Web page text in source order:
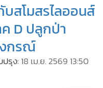
สโมสรไลออนส์
D ปลูกป่า
กรณ์
รุง: 18 เม.ย. 2569 13:50